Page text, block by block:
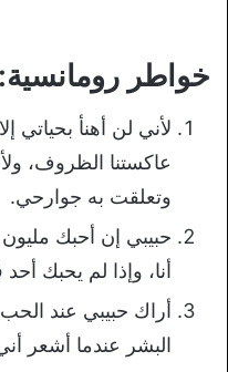
خواطر رومانسية:
لأني لن أهنأ بحياتي
عاكستنا الظروف،
وتعلقت به جوارحي.
حبيبي إن أحبك مليون
أنا، وإذا لم يحبك
أراك حبيبي عند
البشر عندما أشعر